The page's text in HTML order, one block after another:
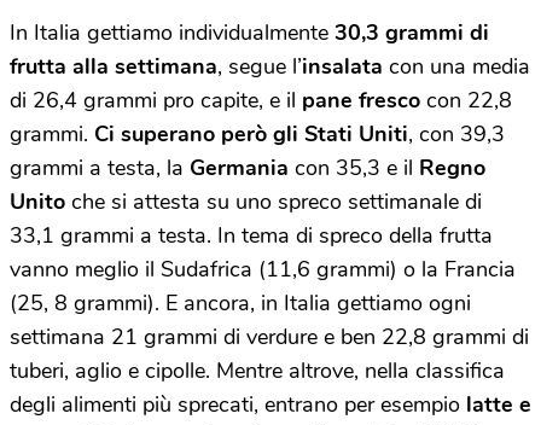
In Italia gettiamo individualmente 30,3 grammi di
frutta alla settimana, segue l’insalata con una media
di 26,4 grammi pro capite, e il pane fresco con 22,8
grammi. Ci superano però gli Stati Uniti, con 39,3
grammi a testa, la Germania con 35,3 e il Regno
Unito che si attesta su uno spreco settimanale di
33,1 grammi a testa. In tema di spreco della frutta
vanno meglio il Sudafrica (11,6 grammi) o la Francia
(25, 8 grammi). E ancora, in Italia gettiamo ogni
settimana 21 grammi di verdure e ben 22,8 grammi di
tuberi, aglio e cipolle. Mentre altrove, nella classifica
degli alimenti più sprecati, entrano per esempio latte e